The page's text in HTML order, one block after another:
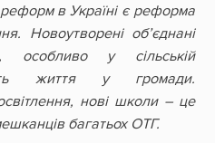
в Україні є реформа
Новоутворені об’єднані
особливо у сільській
життя у громади.
нові школи – це
багатьох ОТГ.